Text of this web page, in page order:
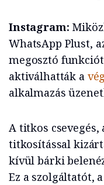
Instagram:
WhatsApp Plust,
megosztó
aktiválhatták a
alkalmazás
A titkos
titkosítással
kívül bárki
Ez a szolgáltatót,